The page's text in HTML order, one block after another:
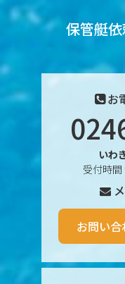
2025年6月
2025年3月
2025年2月
2024年12月
保管艇
お
いわ
受付時
お問い